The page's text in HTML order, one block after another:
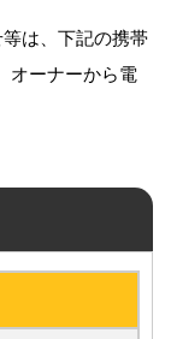
は、下記の携帯
オーナーから電